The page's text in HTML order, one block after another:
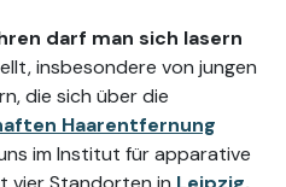
darf man sich lasern
insbesondere von jungen
die sich über die
Haarentfernung
im Institut für apparative